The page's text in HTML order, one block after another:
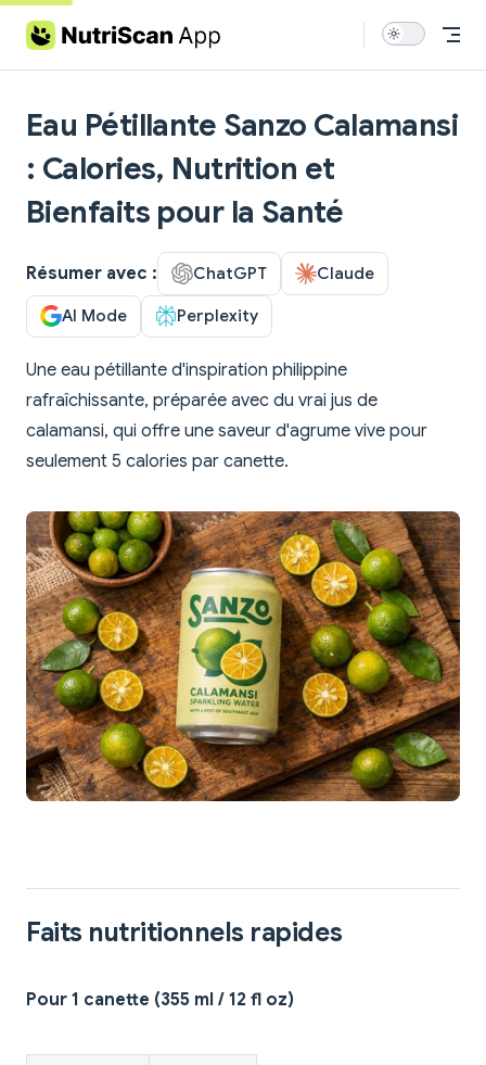
Skip to content
Eau Pétillante Sanzo Calamansi
: Calories, Nutrition et
Bienfaits pour la Santé
Résumer avec : ChatGPT Claude
AI Mode Perplexity
Une eau pétillante d'inspiration philippine
rafraîchissante, préparée avec du vrai jus de
calamansi, qui offre une saveur d'agrume vive pour
seulement 5 calories par canette.
Faits nutritionnels rapides
Pour 1 canette (355 ml / 12 fl oz)